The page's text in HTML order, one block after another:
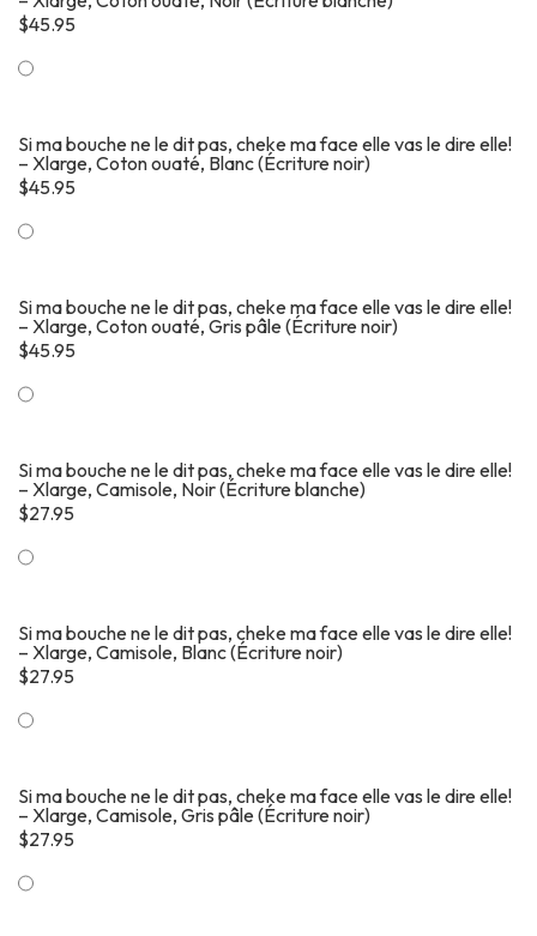
$45.95
Si ma bouche ne le dit pas, cheke ma face elle vas le dire elle!
– Xlarge, Coton ouaté, Blanc (Écriture noir)
$45.95
Si ma bouche ne le dit pas, cheke ma face elle vas le dire elle!
– Xlarge, Coton ouaté, Gris pâle (Écriture noir)
$45.95
Si ma bouche ne le dit pas, cheke ma face elle vas le dire elle!
– Xlarge, Camisole, Noir (Écriture blanche)
$27.95
Si ma bouche ne le dit pas, cheke ma face elle vas le dire elle!
– Xlarge, Camisole, Blanc (Écriture noir)
$27.95
Si ma bouche ne le dit pas, cheke ma face elle vas le dire elle!
– Xlarge, Camisole, Gris pâle (Écriture noir)
$27.95